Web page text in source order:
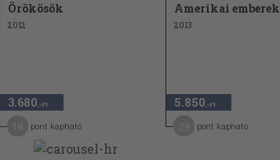
Örökösök
2012
3.680 ,-Ft
pont kapható
Amerikai emberek
2013
5.850 ,-Ft
pont kapható